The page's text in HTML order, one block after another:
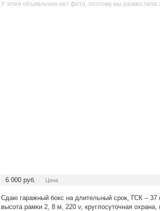
У этого объявления нет фото, поэтому мы разместили
6 000 руб. Цена
Сдаю гаражный бокс на длительный срок, ГСК –
высота рамки 2, 8 м, 220 v, круглосуточная